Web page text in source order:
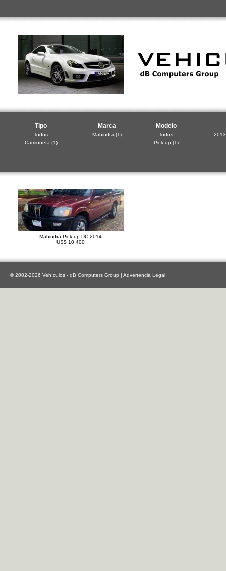
Tipo
Todos
Camioneta (1)
Marca
Mahindra (1)
Modelo
Todos
Pick up (1)
Mahindra Pick up DC 2014
US$ 10.400
© 2002-2026 Vehículos - dB Computers Group | Advertencia Legal